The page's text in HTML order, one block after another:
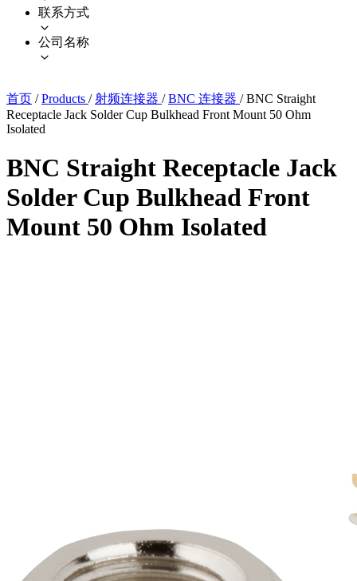
联系方式
公司名称
首页 / Products / 射频连接器 / BNC 连接器 / BNC Straight
Receptacle Jack Solder Cup Bulkhead Front Mount 50 Ohm
Isolated
BNC Straight Receptacle Jack
Solder Cup Bulkhead Front
Mount 50 Ohm Isolated